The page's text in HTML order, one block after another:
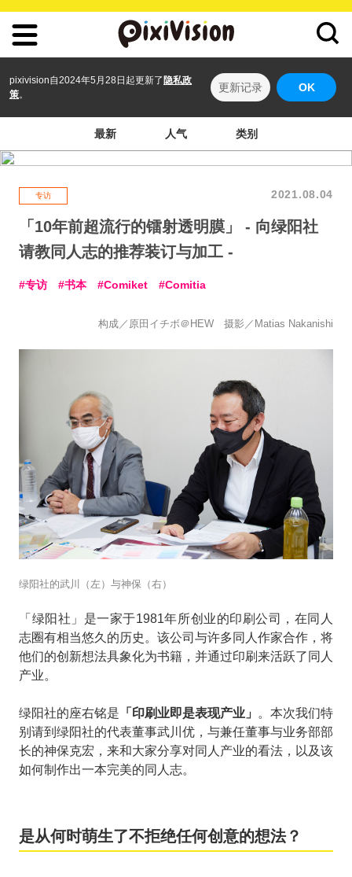
pixivision自2024年5月28日起更新了 隐私政
策。
更新记录 OK
最新 人气 类别
专访 2021.08.04
「10年前超流行的镭射透明膜」 - 向绿阳社
请教同人志的推荐装订与加工 -
专访 书本 Comiket Comitia
构成／原田イチボ＠HEW 摄影／Matias Nakanishi
绿阳社的武川（左）与神保（右）
「绿阳社」是一家于1981年所创业的印刷公司，在同人
志圈有相当悠久的历史。该公司与许多同人作家合作，将
他们的创新想法具象化为书籍，并通过印刷来活跃了同人
产业。
绿阳社的座右铭是 「印刷业即是表现产业」
。本次我们特
别请到绿阳社的代表董事武川优，与兼任董事与业务部部
长的神保克宏，来和大家分享对同人产业的看法，以及该
如何制作出一本完美的同人志。
是从何时萌生了不拒绝任何创意的想法？